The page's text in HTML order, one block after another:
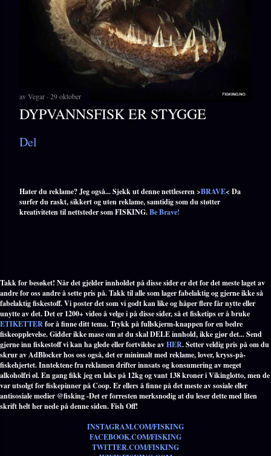
avVegar 29 oktober
DYPVANNSFISK ER STYGGE
Del
Hater du reklame? Jeg også... Sjekk ut denne nettleseren >BRAVE< Da
surfer du raskt, sikkert og uten reklame, samtidig som du støtter
kreativiteten til nettsteder som FISKING.Be Brave!
Takk for besøket! Når det gjelder innholdet på disse sider er det for det meste laget av
andre for oss andre å sette pris på. Takk til alle som lager fabelaktig og gjerne ikke så
fabelaktig fiskestoff. Vi poster det som vi godt kan like og håper flere får nytte eller
unytte av det. Det er 1200+ video å velge i på disse sider, så et fisketips er å bruke
ETIKETTERfor å finne ditt tema. Trykk på fullskjerm-knappen for en bedre
fiskeopplevelse. Gidder ikke mase om at du skal DELE innhold, ikke gjør det... Send
gjerne inn fiskestoff vi kan ha glede eller fortvilelse avHER. Setter veldig pris på om du
skrur av AdBlocker hos oss også, det er minimalt med reklame, lover, kryss-på-
fiskehjertet. Inntektene fra reklamen drifter innsats og konsumering av meget
alkoholfri øl. En gang fikk jeg en laks på 12kg og vant 138 kroner i Vikinglotto, men de
var utsolgt for fiskepinner på Coop. Er ellers å finne på det meste av sosiale eller
antisosiale medier @fisking -Det er forresten merksnodig at du leser dette med liten
skrift helt her nede på denne siden. Fish Off!
INSTAGRAM.COM/FISKING
FACEBOOK.COM/FISKING
TWITTER.COM/FISKING